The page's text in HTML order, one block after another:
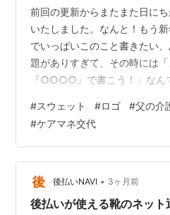
前回の更新からまたまた日に
いたしました。なんと！もう
でいっぱいこのこと書きたい
題がありすぎて、その時には
『○○○○』で書こう！」なん
い出したり思い出せなかった
態に非常に危機感を覚えてい
いのかな？ さて、その忘れて
重な話題。 みなさんスポーツ
マ）」はご存知ですよね。 私
何着か持っていて、最近はスポ
#スウェット #ロゴ #父の介
#ケアマネ交代
後払いNAVI • 3ヶ月前
後払いが使える靴のネット